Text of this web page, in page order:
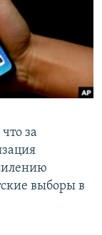
за
выборы в